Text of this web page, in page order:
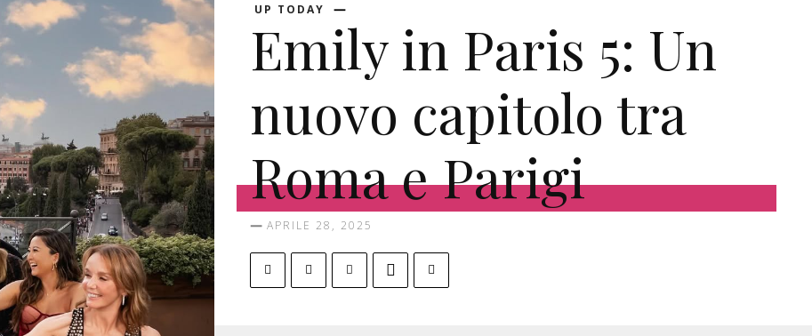
UP TODAY
Emily in Paris 5: Un
nuovo capitolo tra
Roma e Parigi
APRILE 28, 2025